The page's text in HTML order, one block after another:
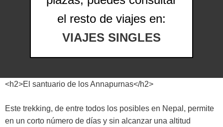
el resto de viajes en:
VIAJES SINGLES
<h2>El santuario de los Annapurnas</h2>
Este trekking, de entre todos los posibles en Nepal, permite
en un corto número de días y sin alcanzar una altitud